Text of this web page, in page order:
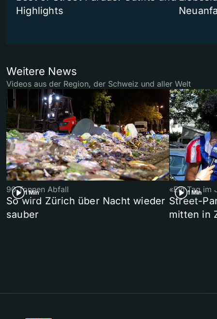
Highlights
Weitere News
Videos aus der Region, der Schweiz und aller Welt
1 Min
90 Tonnen Abfall
So wird Zürich über Nacht wieder
sauber
1 Min
«Ein Tag im
Street-
mitten in